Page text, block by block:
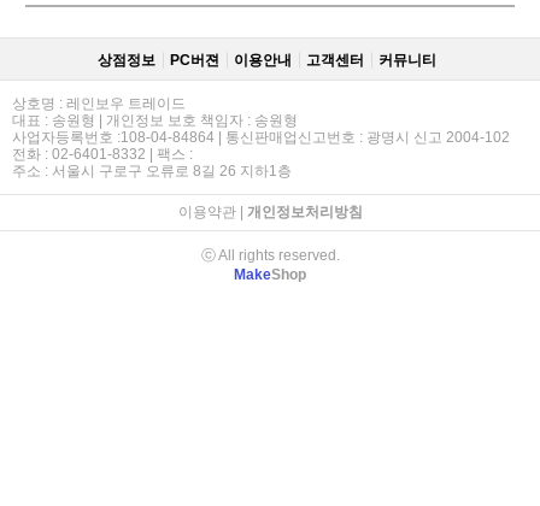
상점정보 PC버젼 이용안내 고객센터 커뮤니티
상호명 : 레인보우 트레이드
대표 : 송원형 | 개인정보 보호 책임자 : 송원형
사업자등록번호 :108-04-84864 | 통신판매업신고번호 : 광명시 신고 2004-102
전화 : 02-6401-8332 | 팩스 :
주소 : 서울시 구로구 오류로 8길 26 지하1층
이용약관| 개인정보처리방침
ⓒ All rights reserved.
MakeShop